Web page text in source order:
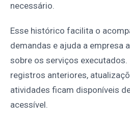
necessário.
Esse histórico facilita o
demandas e ajuda a empresa
sobre os serviços
registros anteriores,
atividades ficam disponíveis
acessível.